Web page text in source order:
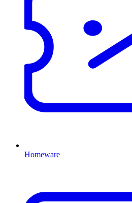
Homeware